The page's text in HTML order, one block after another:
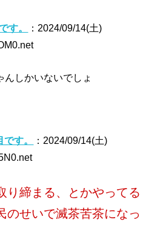
す。
：2024/09/14(土)
んしかいないでしょ
す。
：2024/09/14(土)
り締まる、とかやってる
のせいで滅茶苦茶になっ